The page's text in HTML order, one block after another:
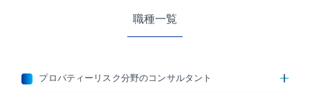
職種一覧
プロパティーリスク分野のコンサルタント